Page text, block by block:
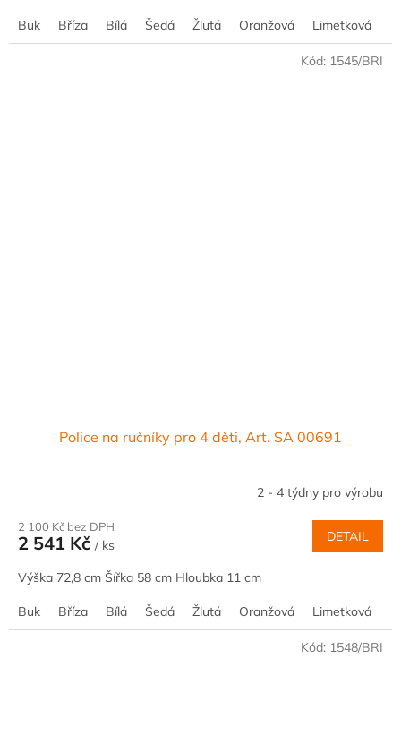
Buk Bříza Bílá Šedá Žlutá Oranžová Limetková
Police na ručníky pro 4 děti, Art. SA 00691
2 - 4 týdny pro výrobu
2 100 Kč bez DPH
2 541 Kč / ks
DETAIL
Výška 72,8 cm Šířka 58 cm Hloubka 11 cm
Buk Bříza Bílá Šedá Žlutá Oranžová Limetková
Kód: 1545/BRI
Kód: 1548/BRI